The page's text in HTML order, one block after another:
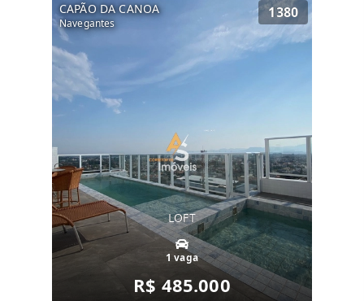
CAPÃO DA CANOA
Navegantes
1380
LOFT
1 vaga
R$ 485.000